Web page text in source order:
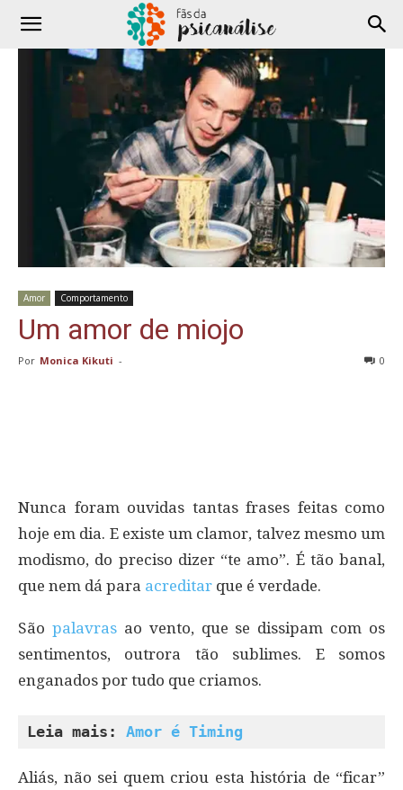
Amor Comportamento
Um amor de miojo
Por Monica Kikuti - 0
Nunca foram ouvidas tantas frases feitas como
hoje em dia. E existe um clamor, talvez mesmo um
modismo, do preciso dizer “te amo”. É tão banal,
que nem dá para acreditar que é verdade.
São palavrasao vento, que se dissipam com os
sentimentos, outrora tão sublimes. E somos
enganados por tudo que criamos.
Leia mais: Amor é Timing
Aliás, não sei quem criou esta história de “ficar”